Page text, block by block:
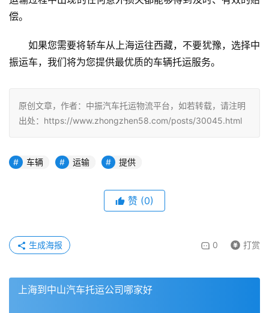
偿。
如果您需要将轿车从上海运往西藏，不要犹豫，选择中
振运车，我们将为您提供最优质的车辆托运服务。
原创文章，作者：中振汽车托运物流平台，如若转载，请注明
出处：https://www.zhongzhen58.com/posts/30045.html
车辆 运输 提供
赞 (0)
0 打赏
生成海报
上海到中山汽车托运公司哪家好